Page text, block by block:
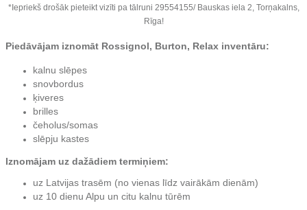
*Iepriekš drošāk pieteikt vizīti pa tālruni 29554155/ Bauskas iela 2, Torņakalns,
Rīga!
Piedāvājam iznomāt Rossignol, Burton, Relax inventāru:
kalnu slēpes
snovbordus
ķiveres
brilles
čeholus/somas
slēpju kastes
Iznomājam uz dažādiem termiņiem:
uz Latvijas trasēm (no vienas līdz vairākām dienām)
uz 10 dienu Alpu un citu kalnu tūrēm